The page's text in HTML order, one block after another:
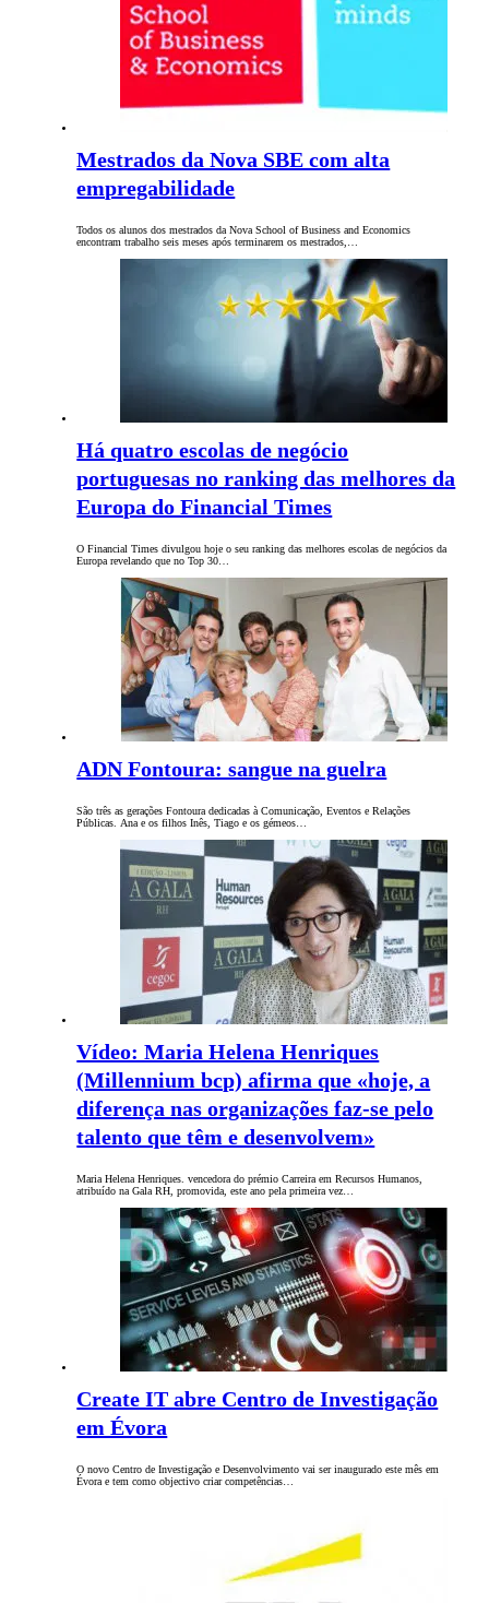
Mestrados da Nova SBE com alta
empregabilidade
Todos os alunos dos mestrados da Nova School of Business and Economics
encontram trabalho seis meses após terminarem os mestrados,…
Há quatro escolas de negócio
portuguesas no ranking das melhores da
Europa do Financial Times
O Financial Times divulgou hoje o seu ranking das melhores escolas de negócios da
Europa revelando que no Top 30…
ADN Fontoura: sangue na guelra
São três as gerações Fontoura dedicadas à Comunicação, Eventos e Relações
Públicas. Ana e os filhos Inês, Tiago e os gémeos…
Vídeo: Maria Helena Henriques
(Millennium bcp) afirma que «hoje, a
diferença nas organizações faz-se pelo
talento que têm e desenvolvem»
Maria Helena Henriques. vencedora do prémio Carreira em Recursos Humanos,
atribuído na Gala RH, promovida, este ano pela primeira vez…
Create IT abre Centro de Investigação
em Évora
O novo Centro de Investigação e Desenvolvimento vai ser inaugurado este mês em
Évora e tem como objectivo criar competências…